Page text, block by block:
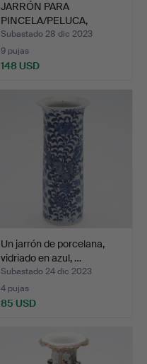
JARRÓN PARA
PINCELA/PELUCA,
estampado en l…
Subastado 28 dic 2023
9 pujas
148 USD
Un jarrón de porcelana,
vidriado en azul, …
Subastado 24 dic 2023
4 pujas
85 USD